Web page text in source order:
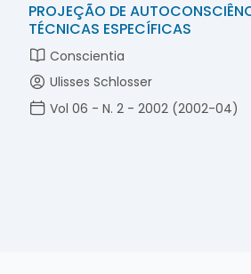
PROJEÇÃO DE
TÉCNICAS ESPECÍFICAS
Conscientia
Ulisses Schlosser
Vol 06 - N. 2 - 2002 (2002-04)